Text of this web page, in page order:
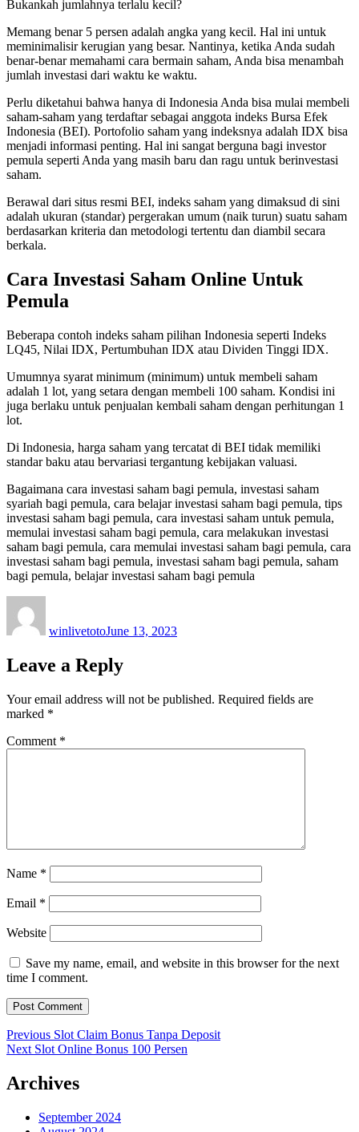
Bukankah jumlahnya terlalu kecil?
Memang benar 5 persen adalah angka yang kecil. Hal ini untuk
meminimalisir kerugian yang besar. Nantinya, ketika Anda sudah
benar-benar memahami cara bermain saham, Anda bisa menambah
jumlah investasi dari waktu ke waktu.
Perlu diketahui bahwa hanya di Indonesia Anda bisa mulai membeli
saham-saham yang terdaftar sebagai anggota indeks Bursa Efek
Indonesia (BEI). Portofolio saham yang indeksnya adalah IDX bisa
menjadi informasi penting. Hal ini sangat berguna bagi investor
pemula seperti Anda yang masih baru dan ragu untuk berinvestasi
saham.
Berawal dari situs resmi BEI, indeks saham yang dimaksud di sini
adalah ukuran (standar) pergerakan umum (naik turun) suatu saham
berdasarkan kriteria dan metodologi tertentu dan diambil secara
berkala.
Cara Investasi Saham Online Untuk
Pemula
Beberapa contoh indeks saham pilihan Indonesia seperti Indeks
LQ45, Nilai IDX, Pertumbuhan IDX atau Dividen Tinggi IDX.
Umumnya syarat minimum (minimum) untuk membeli saham
adalah 1 lot, yang setara dengan membeli 100 saham. Kondisi ini
juga berlaku untuk penjualan kembali saham dengan perhitungan 1
lot.
Di Indonesia, harga saham yang tercatat di BEI tidak memiliki
standar baku atau bervariasi tergantung kebijakan valuasi.
Bagaimana cara investasi saham bagi pemula, investasi saham
syariah bagi pemula, cara belajar investasi saham bagi pemula, tips
investasi saham bagi pemula, cara investasi saham untuk pemula,
memulai investasi saham bagi pemula, cara melakukan investasi
saham bagi pemula, cara memulai investasi saham bagi pemula, cara
investasi saham bagi pemula, investasi saham bagi pemula, saham
bagi pemula, belajar investasi saham bagi pemula
winlivetotoJune 13, 2023
Leave a Reply
Your email address will not be published. Required fields are
marked *
Comment *
Name *
Email *
Website
Save my name, email, and website in this browser for the next
time I comment.
Post
navigation
Previous Previous
post:
Slot Claim Bonus Tanpa Deposit
Next Next
Slot Online Bonus 100 Persen
Archives
September 2024